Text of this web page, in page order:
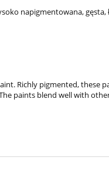
napigmentowana,
Richly pigmented,
paints blend well with